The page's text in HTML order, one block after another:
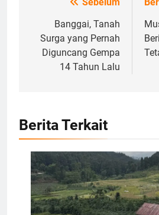
Navigasi
Banggai, Tanah
Surga yang Pernah
Diguncang Gempa
14 Tahun Lalu
Berita Terkait
Ilustrasi Pembangkit Listrik
Foto: Dok.